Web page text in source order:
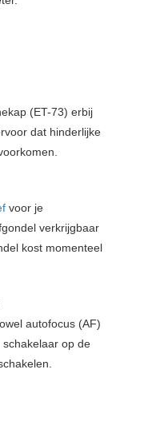
(ET-73) erbij
dat hinderlijke
voor je
verkrijgbaar
kost momenteel
autofocus (AF)
op de